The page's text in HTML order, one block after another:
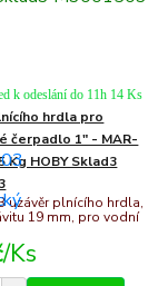
hrdla pro
čerpadlo 1" - MAR-
Kg HOBY Sklad3
uzávěr plnícího hrdla,
19 mm, pro vodní
/Ks
k odeslání do 11h 14 Ks